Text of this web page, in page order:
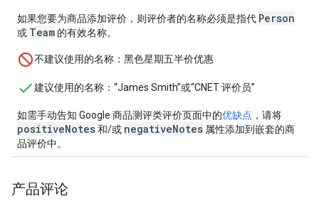
如果您要为商品添加评价，则评价者的名称必须是指代 Person
或 Team 的有效名称。
不建议使用的名称 ：黑色星期五半价优惠
建议使用的名称 ：“James Smith”或“CNET 评价员”
如需手动告知 Google 商品测评类评价页面中的优缺点 ，请将
positiveNotes和/或 negativeNotes 属性添加到嵌套的商
品评价中。
产品评论